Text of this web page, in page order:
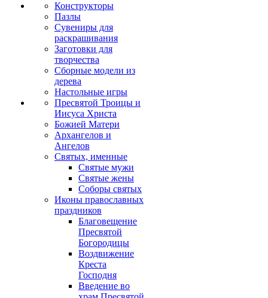
Конструкторы
Пазлы
Сувениры для
раскрашивания
Заготовки для
творчества
Сборные модели из
дерева
Настольные игры
Пресвятой Троицы и
Иисуса Христа
Божией Матери
Архангелов и
Ангелов
Святых, именные
Святые мужи
Святые жены
Соборы святых
Иконы православных
праздников
Благовещение
Пресвятой
Богородицы
Воздвижение
Креста
Господня
Введение во